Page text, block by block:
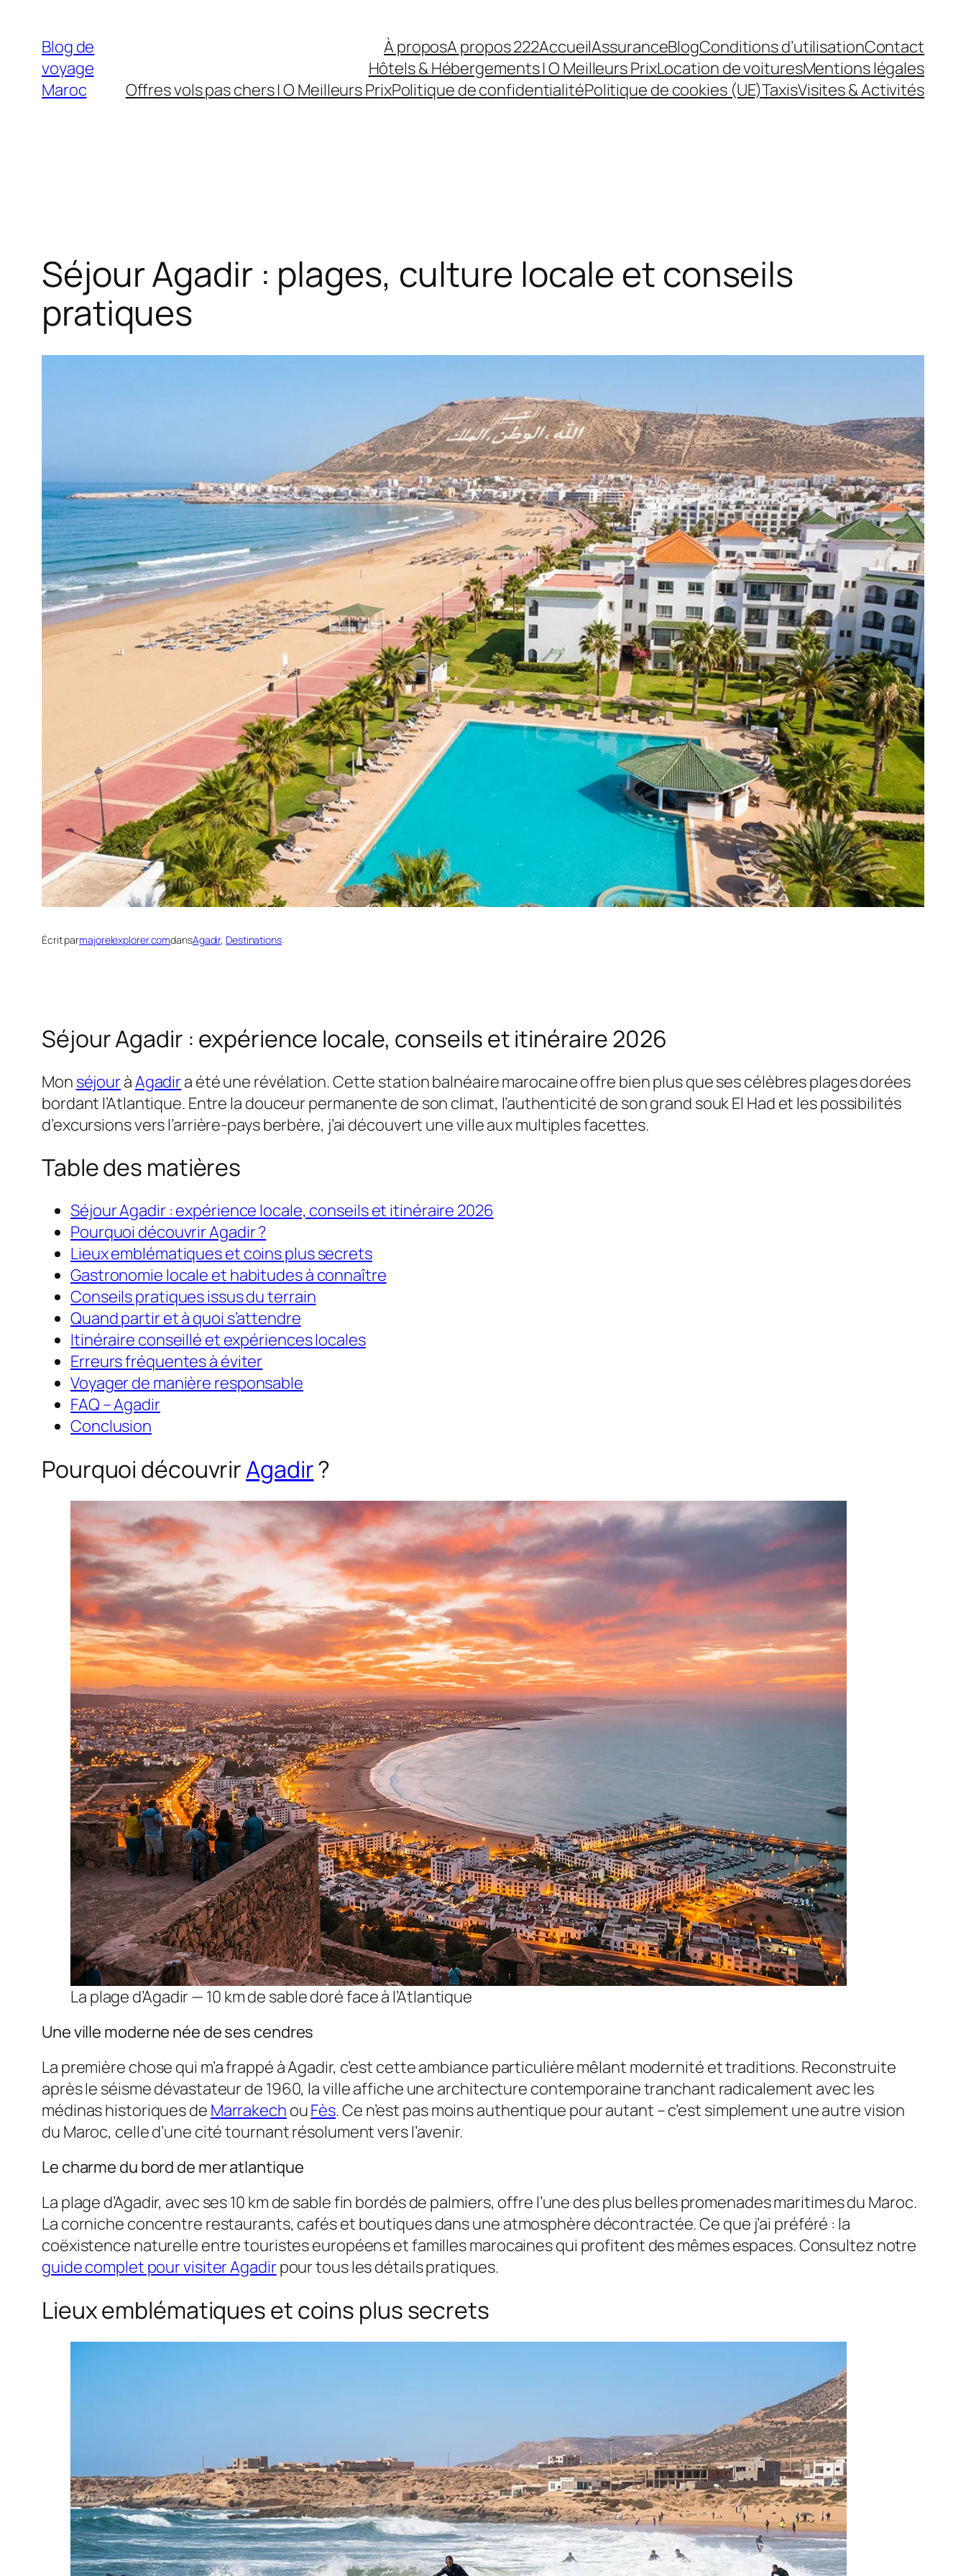
contenu
Blog de
voyage
Maroc
À proposA propos 222AccueilAssuranceBlogConditions d’utilisationContact
Hôtels & Hébergements | O Meilleurs PrixLocation de voituresMentions légales
Offres vols pas chers | O Meilleurs PrixPolitique de confidentialitéPolitique de cookies (UE)TaxisVisites & Activités
Séjour Agadir : plages, culture locale et conseils
pratiques
Écrit parmajorelexplorer.comdansAgadir, Destinations
Séjour Agadir : expérience locale, conseils et itinéraire 2026
Mon séjouràAgadira été une révélation. Cette station balnéaire marocaine offre bien plus que ses célèbres plages dorées
bordant l’Atlantique. Entre la douceur permanente de son climat, l’authenticité de son grand souk El Had et les possibilités
d’excursions vers l’arrière-pays berbère, j’ai découvert une ville aux multiples facettes.
Table des matières
Séjour Agadir : expérience locale, conseils et itinéraire 2026
Pourquoi découvrir Agadir ?
Lieux emblématiques et coins plus secrets
Gastronomie locale et habitudes à connaître
Conseils pratiques issus du terrain
Quand partir et à quoi s’attendre
Itinéraire conseillé et expériences locales
Erreurs fréquentes à éviter
Voyager de manière responsable
FAQ – Agadir
Conclusion
Pourquoi découvrirAgadir?
La plage d’Agadir — 10 km de sable doré face à l’Atlantique
Une ville moderne née de ses cendres
La première chose qui m’a frappé à Agadir, c’est cette ambiance particulière mêlant modernité et traditions. Reconstruite
après le séisme dévastateur de 1960, la ville affiche une architecture contemporaine tranchant radicalement avec les
médinas historiques de Marrakech ouFès. Ce n’est pas moins authentique pour autant – c’est simplement une autre vision
du Maroc, celle d’une cité tournant résolument vers l’avenir.
Le charme du bord de mer atlantique
La plage d’Agadir, avec ses 10 km de sable fin bordés de palmiers, offre l’une des plus belles promenades maritimes du Maroc.
La corniche concentre restaurants, cafés et boutiques dans une atmosphère décontractée. Ce que j’ai préféré : la
coëxistence naturelle entre touristes européens et familles marocaines qui profitent des mêmes espaces. Consultez notre
guide complet pour visiter Agadirpour tous les détails pratiques.
Lieux emblématiques et coins plus secrets